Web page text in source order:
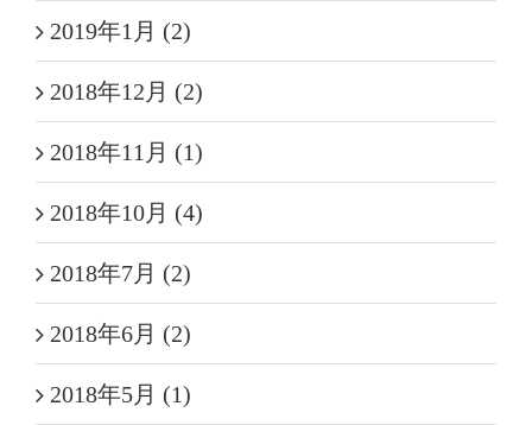
2019年1月 (2)
2018年12月 (2)
2018年11月 (1)
2018年10月 (4)
2018年7月 (2)
2018年6月 (2)
2018年5月 (1)